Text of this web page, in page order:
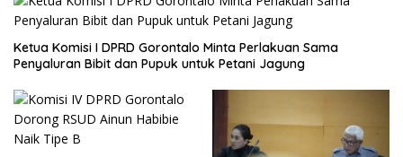
Ketua Komisi I DPRD Gorontalo Minta Perlakuan Sama
Penyaluran Bibit dan Pupuk untuk Petani Jagung